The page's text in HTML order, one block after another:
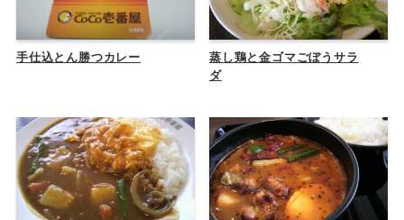
手仕込とん勝つカレー
蒸し鶏と金ゴマごぼうサラ
ダ